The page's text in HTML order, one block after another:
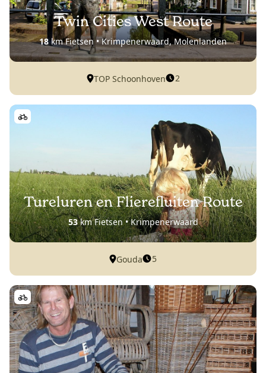
Twin Cities West Route
18km Fietsen • Krimpenerwaard, Molenlanden
TOP Schoonhoven 2
Tureluren en Flierefluiten Route
53km Fietsen • Krimpenerwaard
Gouda 5